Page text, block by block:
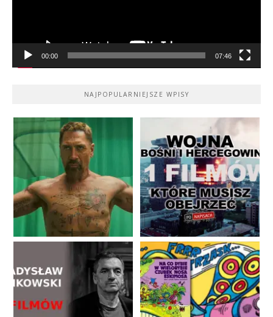
00:00 07:46
NAJPOPULARNIEJSZE WPISY